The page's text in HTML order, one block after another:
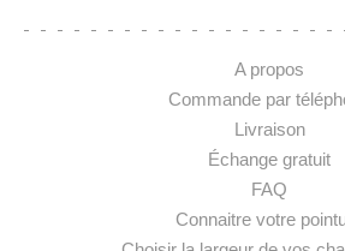
A propos
Commande par
Livraison
Échange gratuit
FAQ
Connaitre votre